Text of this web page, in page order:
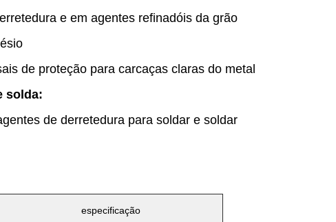
e em agentes refinadóis da grão
de proteção para carcaças claras do metal
solda:
de derretedura para soldar e soldar
especificação